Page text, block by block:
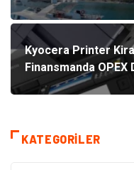
Kyocera Printer
Finansmanda OPEX
KATEGORILER